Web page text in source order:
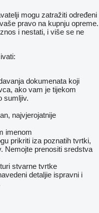
mogu zatražiti određeni
pravo na kupnju opreme.
i nestati, i više se ne
dokumenata koji
ako vam je tijekom
sumljiv.
najvjerojatnije
imenom
prikriti iza poznatih tvrtki,
Nemojte prenositi sredstva
stvarne tvrtke
detaljie ispravni i